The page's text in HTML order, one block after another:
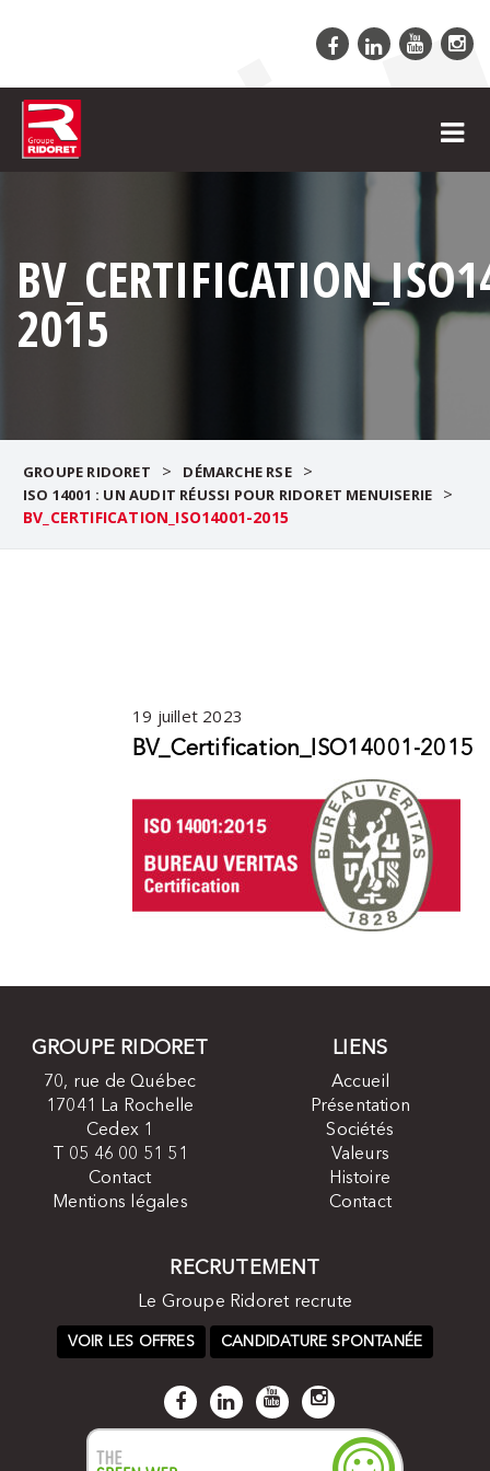
2015
GROUPE RIDORET > DÉMARCHE RSE >
ISO 14001 : UN AUDIT RÉUSSI POUR RIDORET MENUISERIE >
BV_CERTIFICATION_ISO14001-2015
19 juillet 2023
BV_Certification_ISO14001-2015
GROUPE RIDORET
70, rue de Québec
17041 La Rochelle
Cedex 1
T 05 46 00 51 51
Contact
Mentions légales
LIENS
Accueil
Présentation
Sociétés
Valeurs
Histoire
Contact
RECRUTEMENT
Le Groupe Ridoret recrute
VOIR LES OFFRES CANDIDATURE SPONTANÉE